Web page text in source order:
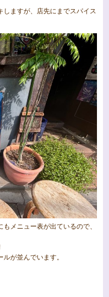
ますが、店先にまでスパイス
メニュー表が出ているので、
が並んでいます。